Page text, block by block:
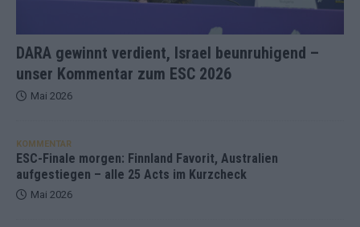
DARA gewinnt verdient, Israel beunruhigend –
unser Kommentar zum ESC 2026
Mai 2026
KOMMENTAR
ESC-Finale morgen: Finnland Favorit, Australien
aufgestiegen – alle 25 Acts im Kurzcheck
Mai 2026